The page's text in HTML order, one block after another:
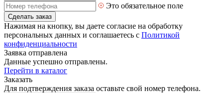
Это обязательное поле
Сделать заказ
Нажимая на кнопку, вы даете согласие на обработку
персональных данных и соглашаетесь с Политикой
конфиденциальности
Заявка отправлена
Данные успешно отправлены.
Перейти в каталог
Заказать
Для подтверждения заказа оставьте свой номер телефона.